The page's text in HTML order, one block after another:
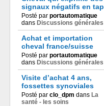
signaux négatifs en tap
Posté par portautomatique
dans Discussions générales
Achat et importation
cheval france/suisse
Posté par portautomatique
dans Discussions générales
Visite d’achat 4 ans,
fossettes synoviales
Posté par clo_dpm dans La
santé - les soins